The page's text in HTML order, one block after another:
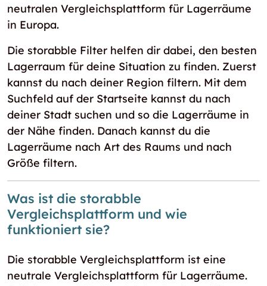
neutralen Vergleichsplattform für Lagerräume
in Europa.
Die storabble Filter helfen dir dabei, den besten
Lagerraum für deine Situation zu finden. Zuerst
kannst du nach deiner Region filtern. Mit dem
Suchfeld auf der Startseite kannst du nach
deiner Stadt suchen und so die Lagerräume in
der Nähe finden. Danach kannst du die
Lagerräume nach Art des Raums und nach
Größe filtern.
Was ist die storabble
Vergleichsplattform und wie
funktioniert sie?
Die storabble Vergleichsplattform ist eine
neutrale Vergleichsplattform für Lagerräume.